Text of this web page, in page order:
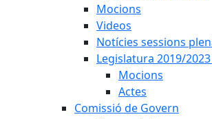
Mocions
Videos
Notícies sessions
Legislatura 2019/
Mocions
Actes
Comissió de Govern